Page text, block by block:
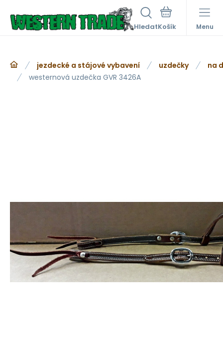
Hledat Menu
jezdecké a stájové vybavení uzdečky
na
westernová uzdečka GVR 3426A